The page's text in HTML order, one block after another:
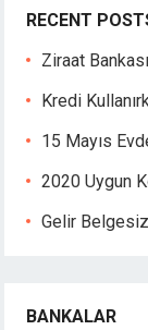
RECENT
Ziraat
Kredi
15 Mayıs
2020 Uygun
Gelir
BANKALAR